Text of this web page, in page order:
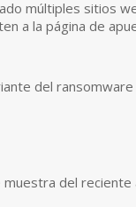
múltiples sitios
a la página de
del
muestra del